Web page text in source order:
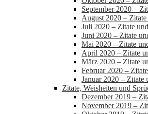
September 2020 –
August 2020 –
Juli 2020 – Zitate
Juni 2020 – Zitate
Mai 2020 – Zitate
April 2020 – Zitate
März 2020 – Zitate
Februar 2020 –
Januar 2020 – Zitate
Zitate, Weisheiten und
Dezember 2019 –
November 2019 –